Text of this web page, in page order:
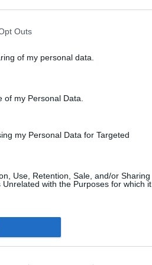
Outs
of my personal data.
of my Personal Data.
my Personal Data for Targeted
Use, Retention, Sale, and/or Sharing
with the Purposes for which it
belüli